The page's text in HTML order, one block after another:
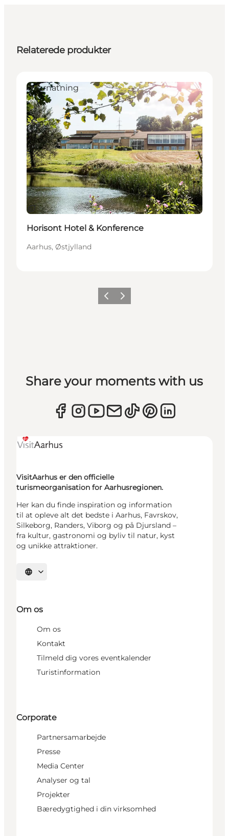
Relaterede produkter
Bæredygtige oplevelser
Overnatning
Horisont Hotel & Konference
Aarhus, Østjylland
ForrigeNæste
Share your moments with us
VisitAarhus er den officielle
turismeorganisation for Aarhusregionen.
Her kan du finde inspiration og information
til at opleve alt det bedste i Aarhus, Favrskov,
Silkeborg, Randers, Viborg og på Djursland –
fra kultur, gastronomi og byliv til natur, kyst
og unikke attraktioner.
Vælg sprog
Om os
Om os
Kontakt
Tilmeld dig vores eventkalender
Turistinformation
Corporate
Partnersamarbejde
Presse
Media Center
Analyser og tal
Projekter
Bæredygtighed i din virksomhed